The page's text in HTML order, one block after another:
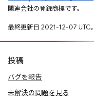
関連会社の登録商標です。
最終更新日 2021-12-07 UTC。
投稿
バグを報告
未解決の問題を見る